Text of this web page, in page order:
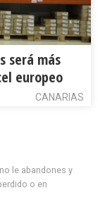
será más
europeo
CANARIAS
le abandones y
o en